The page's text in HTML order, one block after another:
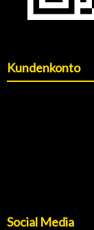
Kundenkonto
Social Media